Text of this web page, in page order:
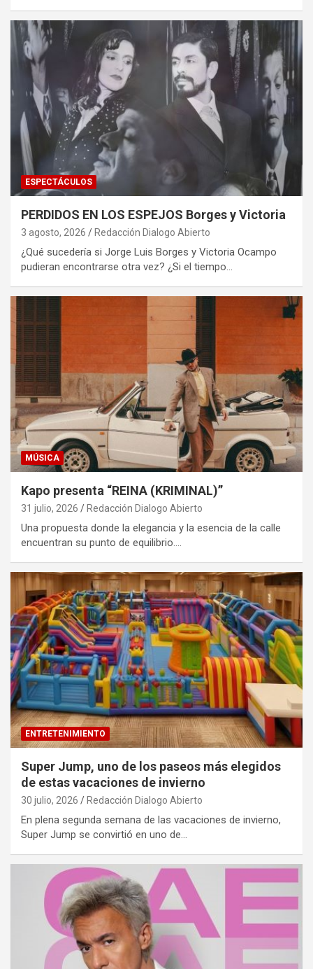
ESPECTÁCULOS
PERDIDOS EN LOS ESPEJOS Borges y Victoria
3 agosto, 2026 Redacción Dialogo Abierto
¿Qué sucedería si Jorge Luis Borges y Victoria Ocampo
pudieran encontrarse otra vez? ¿Si el tiempo…
MÚSICA
Kapo presenta “REINA (KRIMINAL)”
31 julio, 2026 Redacción Dialogo Abierto
Una propuesta donde la elegancia y la esencia de la calle
encuentran su punto de equilibrio.…
ENTRETENIMIENTO
Super Jump, uno de los paseos más elegidos
de estas vacaciones de invierno
30 julio, 2026 Redacción Dialogo Abierto
En plena segunda semana de las vacaciones de invierno,
Super Jump se convirtió en uno de…